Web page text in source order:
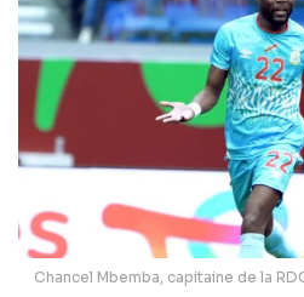
Chancel Mbemba, capitaine de la